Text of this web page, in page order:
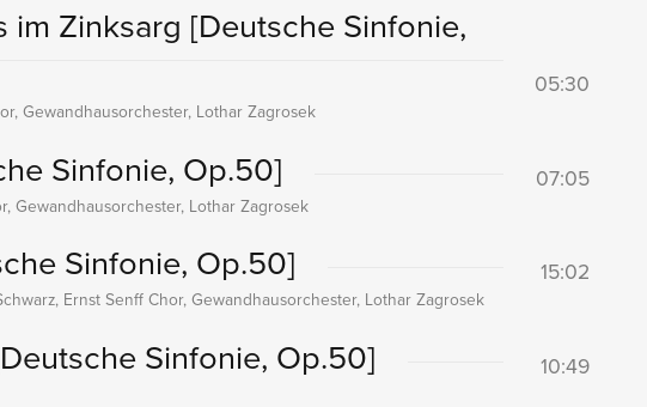
im Zinksarg [Deutsche Sinfonie,
05:30
Gewandhausorchester, Lothar Zagrosek
Sinfonie, Op.50] 07:05
Gewandhausorchester, Lothar Zagrosek
Sinfonie, Op.50] 15:02
Ernst Senff Chor, Gewandhausorchester, Lothar Zagrosek
Sinfonie, Op.50] 10:49